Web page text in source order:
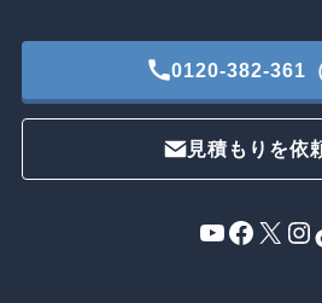
0120-382-361（
見積もりを依
YouTube
X